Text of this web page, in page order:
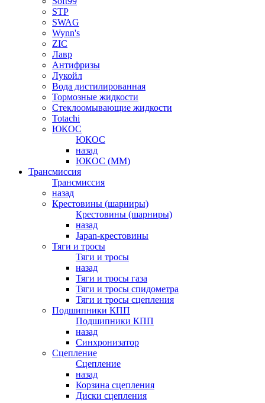
STP
SWAG
Wynn's
ZIC
Лавр
Антифризы
Лукойл
Вода дистилированная
Тормозные жидкости
Стеклоомывающие жидкости
Totachi
ЮКОС
ЮКОС
назад
ЮКОС (ММ)
Трансмиссия
Трансмиссия
назад
Крестовины (шарниры)
Крестовины (шарниры)
назад
Japan-крестовины
Тяги и тросы
Тяги и тросы
назад
Тяги и тросы газа
Тяги и тросы спидометра
Тяги и тросы сцепления
Подшипники КПП
Подшипники КПП
назад
Синхронизатор
Сцепление
Сцепление
назад
Корзина сцепления
Диски сцепления